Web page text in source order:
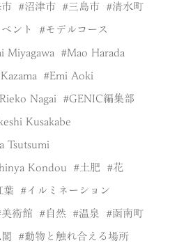
沼津市 三島市 清水町
ベント モデルコース
Miyagawa Mao Harada
Emi Aoki
Rieko Nagai GENIC編集部
Kusakabe
Tsutsumi
Kondou 土肥 花
葉 イルミネーション
美術館 自然 温泉 函南町
動物と触れ合える場所